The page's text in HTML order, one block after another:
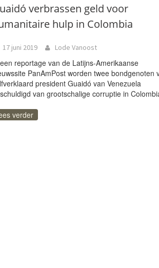
verbrassen geld voor
hulp in Colombia
17 juni 2019 Lode Vanoost
reportage van de Latijns-Amerikaanse
PanAmPost worden twee bondgenoten
president Guaidó van Venezuela
van grootschalige corruptie in
verder